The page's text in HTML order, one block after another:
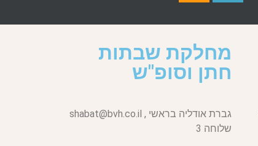
מחלקת שבתות
חתן וסופ"ש
גברת אודליה בראשי , shabat@bvh.co.il
שלוחה 3